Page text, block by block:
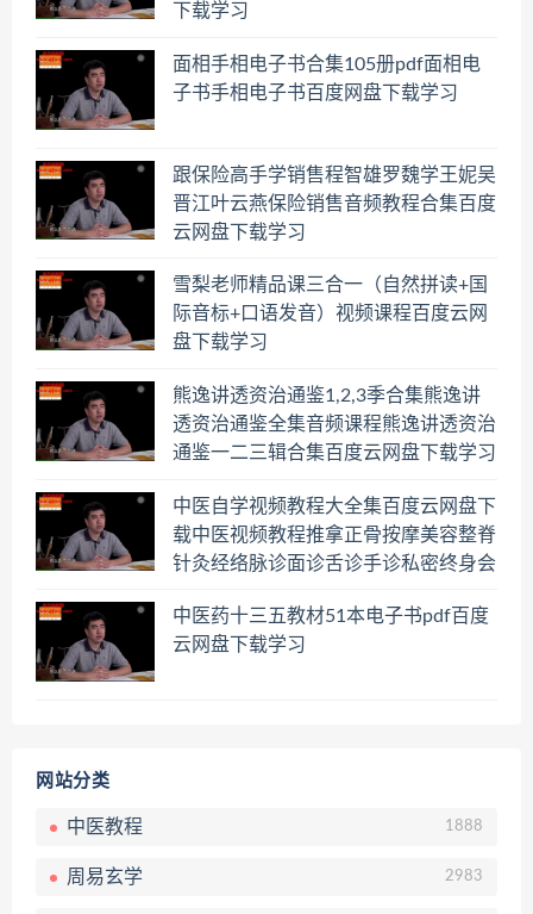
下载学习
面相手相电子书合集105册pdf面相电
子书手相电子书百度网盘下载学习
跟保险高手学销售程智雄罗魏学王妮吴
晋江叶云燕保险销售音频教程合集百度
云网盘下载学习
雪梨老师精品课三合一（自然拼读+国
际音标+口语发音）视频课程百度云网
盘下载学习
熊逸讲透资治通鉴1,2,3季合集熊逸讲
透资治通鉴全集音频课程熊逸讲透资治
通鉴一二三辑合集百度云网盘下载学习
中医自学视频教程大全集百度云网盘下
载中医视频教程推拿正骨按摩美容整脊
针灸经络脉诊面诊舌诊手诊私密终身会
中医药十三五教材51本电子书pdf百度
云网盘下载学习
网站分类
中医教程 1888
周易玄学 2983